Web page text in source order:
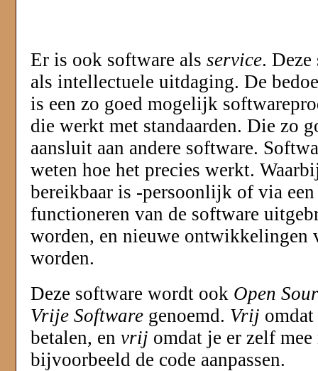
Er is ook software alsservice.
als intellectuele uitdaging. De
is een zo goed mogelijk
die werkt met standaarden. Die zo
aansluit aan andere software.
weten hoe het precies werkt.
bereikbaar is -persoonlijk of via
functioneren van de software
worden, en nieuwe ontwikkelingen
worden.
Deze software wordt ook Open
Vrije Software genoemd. Vrij
betalen, envrij omdat je er zelf
bijvoorbeeld de code aanpassen.